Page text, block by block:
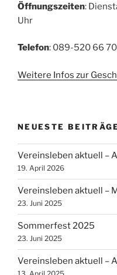
Öffnungszeiten:
Uhr
Telefon: 089-520 66
Weitere Infos zur
NEUESTE
Vereinsleben aktuell –
19. April 2026
Vereinsleben aktuell –
23. Juni 2025
Sommerfest 2025
23. Juni 2025
Vereinsleben aktuell –